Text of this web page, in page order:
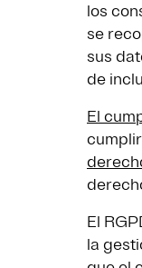
los
se
sus
de
El
El
la